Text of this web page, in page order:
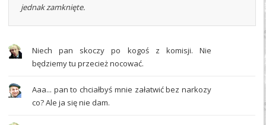
jednak zamknięte.
Niech pan skoczy po kogoś z komisji. Nie
będziemy tu przecież nocować.
Aaa... pan to chciałbyś mnie załatwić bez narkozy
co? Ale ja się nie dam.